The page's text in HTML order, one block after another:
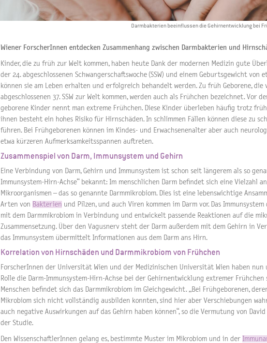
Darmbakterien beeinflussen die Gehirnentwicklung bei
Wiener ForscherInnen entdecken Zusammenhang zwischen Darmbakterien und
Kinder, die zu früh zur Welt kommen, haben heute Dank der modernen Medizin gute
der 24. abgeschlossenen Schwangerschaftswoche (SSW) und einem Geburtsgewicht von
können sie am Leben erhalten und erfolgreich behandelt werden. Zu früh Geborene, die
abgeschlossenen 37. SSW zur Welt kommen, werden auch als Frühchen bezeichnet. Vor
geborene Kinder nennt man extreme Frühchen. Diese Kinder überleben häufig trotz
ihnen besteht ein hohes Risiko für Hirnschäden. In schlimmen Fällen können diese zu
führen. Bei Frühgeborenen können im Kindes- und Erwachsenenalter aber auch
etwa kürzeren Aufmerksamkeitsspannen auftreten.
Zusammenspiel von Darm, Immunsystem und Gehirn
Eine Verbindung von Darm, Gehirn und Immunsystem ist schon seit längerem als so
Immunsystem-Hirn-Achse“ bekannt: Im menschlichen Darm befindet sich eine Vielzahl
Mikroorganismen – das so genannte Darmmikrobiom. Dies ist eine lebenswichtige
Arten von Bakterien und Pilzen, und auch Viren kommen im Darm vor. Das
mit dem Darmmikrobiom in Verbindung und entwickelt passende Reaktionen auf die
Zusammensetzung. Über den Vagusnerv steht der Darm außerdem mit dem Gehirn in
das Immunsystem übermittelt Informationen aus dem Darm ans Hirn.
Korrelation von Hirnschäden und Darmmikrobiom von Frühchen
ForscherInnen der Universität Wien und der Medizinischen Universität Wien haben nun
Rolle die Darm-Immunsystem-Hirn-Achse bei der Gehirnentwicklung extremer Frühchen
Menschen befindet sich das Darmmikrobiom im Gleichgewicht. „Bei Frühgeborenen,
Mikrobiom sich nicht vollständig ausbilden konnten, sind hier aber Verschiebungen
auch negative Auswirkungen auf das Gehirn haben können“, so die Vermutung von
der Studie.
Den WissenschaftlerInnen gelang es, bestimmte Muster im Mikrobiom und in der